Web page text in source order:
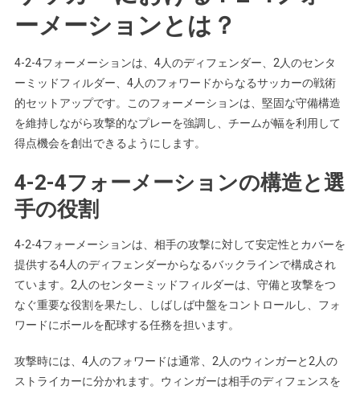
ーメーションとは？
4-2-4フォーメーションは、4人のディフェンダー、2人のセンタ
ーミッドフィルダー、4人のフォワードからなるサッカーの戦術
的セットアップです。このフォーメーションは、堅固な守備構造
を維持しながら攻撃的なプレーを強調し、チームが幅を利用して
得点機会を創出できるようにします。
4-2-4フォーメーションの構造と選
手の役割
4-2-4フォーメーションは、相手の攻撃に対して安定性とカバーを
提供する4人のディフェンダーからなるバックラインで構成され
ています。2人のセンターミッドフィルダーは、守備と攻撃をつ
なぐ重要な役割を果たし、しばしば中盤をコントロールし、フォ
ワードにボールを配球する任務を担います。
攻撃時には、4人のフォワードは通常、2人のウィンガーと2人の
ストライカーに分かれます。ウィンガーは相手のディフェンスを